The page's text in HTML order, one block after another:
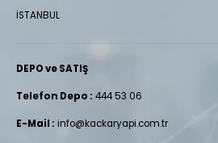
İSTANBUL
DEPO ve SATIŞ
Telefon Depo : 444 53 06
E-Mail : info@kackaryapi.com.tr